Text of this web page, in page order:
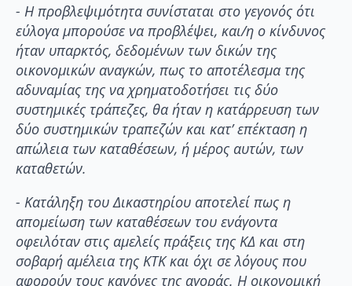
- Η προβλεψιμότητα συνίσταται στο γεγονός ότι
εύλογα μπορούσε να προβλέψει, και/η ο κίνδυνος
ήταν υπαρκτός, δεδομένων των δικών της
οικονομικών αναγκών, πως το αποτέλεσμα της
αδυναμίας της να χρηματοδοτήσει τις δύο
συστημικές τράπεζες, θα ήταν η κατάρρευση των
δύο συστημικών τραπεζών και κατ’ επέκταση η
απώλεια των καταθέσεων, ή μέρος αυτών, των
καταθετών.
- Κατάληξη του Δικαστηρίου αποτελεί πως η
απομείωση των καταθέσεων του ενάγοντα
οφειλόταν στις αμελείς πράξεις της ΚΔ και στη
σοβαρή αμέλεια της ΚΤΚ και όχι σε λόγους που
αφορούν τους κανόνες της αγοράς. Η οικονομική